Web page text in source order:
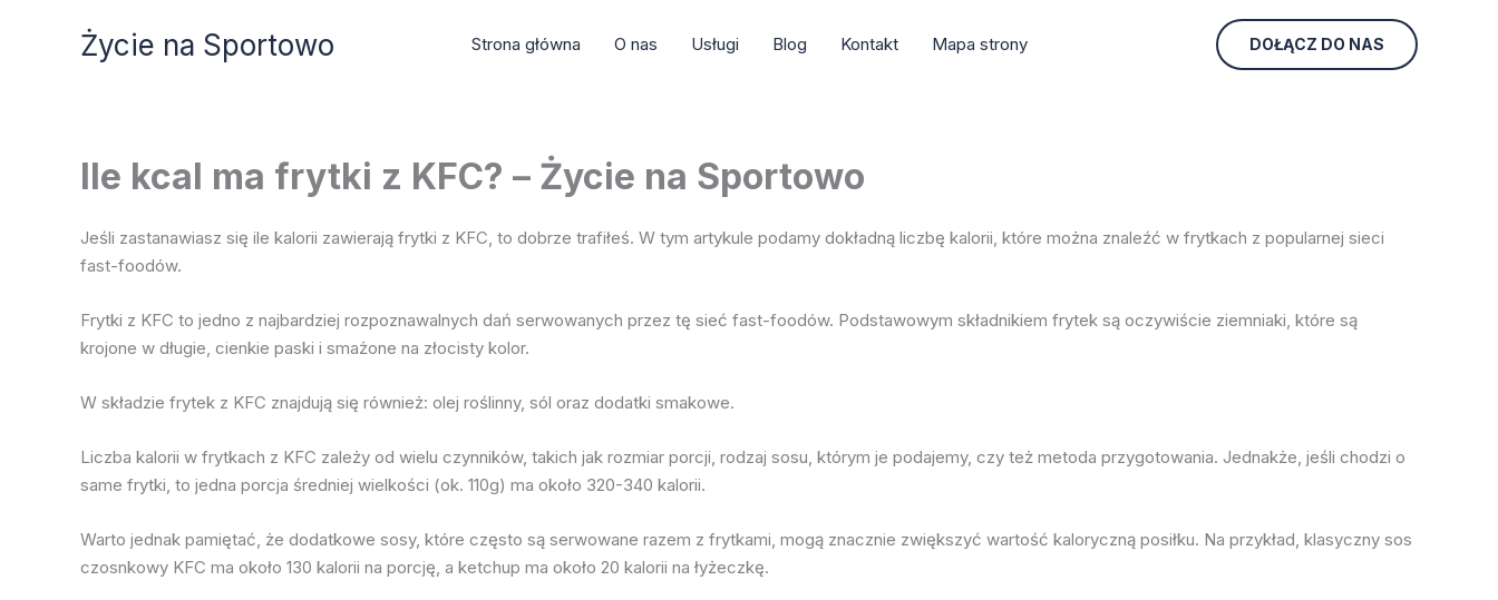
Życie na Sportowo Strona główna O nas Usługi Blog Kontakt Mapa strony DOŁĄCZ DO NAS
Ile kcal ma frytki z KFC? – Życie na Sportowo
Jeśli zastanawiasz się ile kalorii zawierają frytki z KFC, to dobrze trafiłeś. W tym artykule podamy dokładną liczbę kalorii, które można znaleźć w frytkach z popularnej sieci
fast-foodów.
Frytki z KFC to jedno z najbardziej rozpoznawalnych dań serwowanych przez tę sieć fast-foodów. Podstawowym składnikiem frytek są oczywiście ziemniaki, które są
krojone w długie, cienkie paski i smażone na złocisty kolor.
W składzie frytek z KFC znajdują się również: olej roślinny, sól oraz dodatki smakowe.
Liczba kalorii w frytkach z KFC zależy od wielu czynników, takich jak rozmiar porcji, rodzaj sosu, którym je podajemy, czy też metoda przygotowania. Jednakże, jeśli chodzi o
same frytki, to jedna porcja średniej wielkości (ok. 110g) ma około 320-340 kalorii.
Warto jednak pamiętać, że dodatkowe sosy, które często są serwowane razem z frytkami, mogą znacznie zwiększyć wartość kaloryczną posiłku. Na przykład, klasyczny sos
czosnkowy KFC ma około 130 kalorii na porcję, a ketchup ma około 20 kalorii na łyżeczkę.